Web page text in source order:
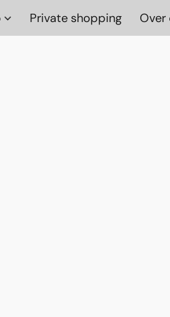
Private shopping Over